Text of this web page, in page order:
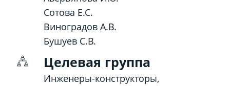
Сотова Е.С.
Виноградов А.В.
Бушуев С.В.
Целевая группа
Инженеры-конструкторы,